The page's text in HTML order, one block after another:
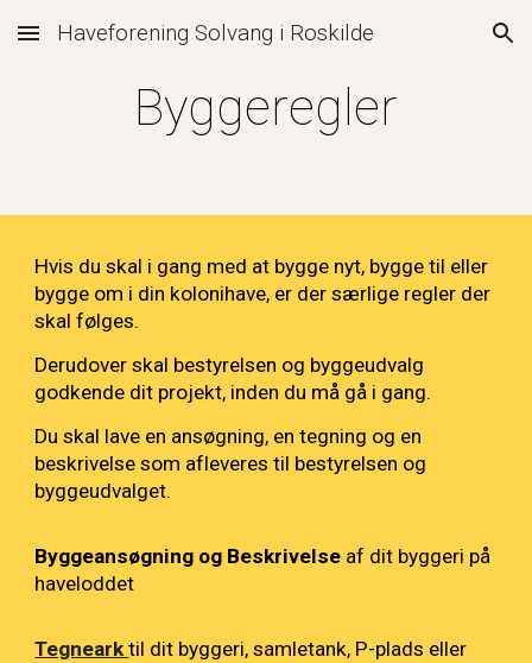
Skip to main content Skip to navigation
Haveforening Solvang i Roskilde
Byggeregler
Hvis du skal i gang med at bygge nyt, bygge til eller
bygge om i din kolonihave, er der særlige regler der
skal følges.
Derudover skal bestyrelsen og byggeudvalg
godkende dit projekt, inden du må gå i gang.
Du skal lave en ansøgning, en tegning og en
beskrivelse som afleveres til bestyrelsen og
byggeudvalget.
Byggeansøgning og Beskrivelse af dit byggeri på
haveloddet
Tegnearktil dit byggeri, samletank, P-plads eller